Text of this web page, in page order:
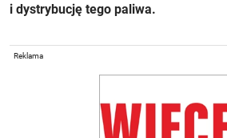
i dystrybucję tego paliwa.
Reklama